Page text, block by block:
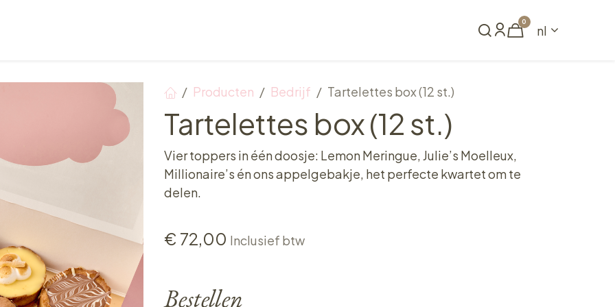
0
nl
Producten Bedrijf Tartelettes box (12 st.)
Tartelettes box (12 st.)
Vier toppers in één doosje: Lemon Meringue, Julie’s Moelleux,
Millionaire’s én ons appelgebakje, het perfecte kwartet om te
delen.
€ 72,00 Inclusief btw
Bestellen